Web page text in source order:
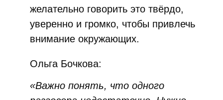
желательно говорить это твёрдо,
уверенно и громко, чтобы привлечь
внимание окружающих.
Ольга Бочкова:
«Важно понять, что одного